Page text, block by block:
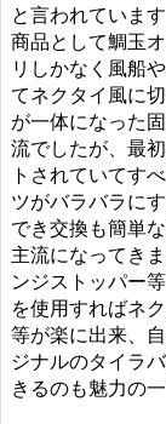
と言われていま
商品として鯛玉
リしかなく風船
てネクタイ風に
が一体になった
流でしたが、最
トされていてす
ツがバラバラに
でき交換も簡単
主流になってき
ンジストッパー
を使用すればネ
等が楽に出来、
ジナルのタイラ
きるのも魅力の一